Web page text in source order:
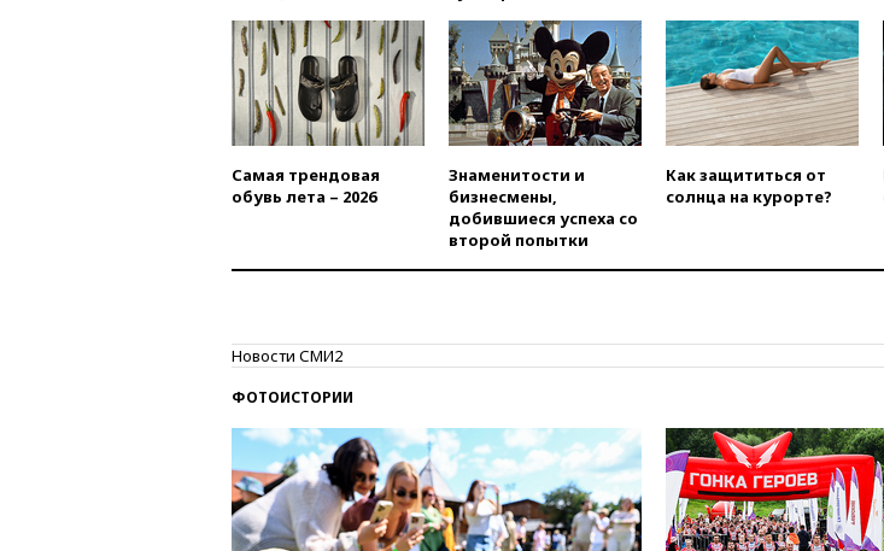
06:30
усилий
05:30
в
войну»
Сеуту
00:30
блок
Самая трендовая
обувь лета – 2026
Знаменитости и
бизнесмены,
добившиеся успеха со
второй попытки
Как защититься от
солнца на курорте?
Новости СМИ2
ФОТОИСТОРИИ